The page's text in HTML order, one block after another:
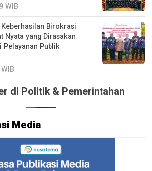
WIB
Birokrasi
Nyata yang Dirasakan
Pelayanan Publik
di Politik & Pemerintahan
Media